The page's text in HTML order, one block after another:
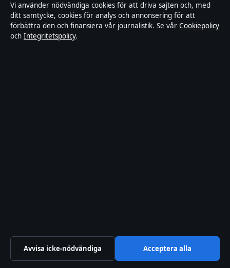
källgranskning och redaktionell transparens.
Lagunen Media OÜ
Om oss
Vi använder nödvändiga cookies för att driva sajten och, med
ditt samtycke, cookies för analys och annonsering för att
förbättra den och finansiera vår journalistik. Se vår Cookiepolicy
och Integritetspolicy.
Avvisa icke-nödvändiga Acceptera alla